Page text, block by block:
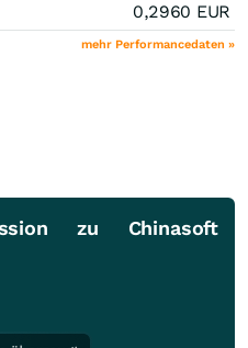
0,2960 EUR
mehr Performancedaten »
zu Chinasoft